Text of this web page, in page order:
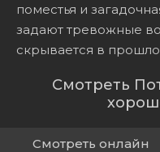
поместья и
задают тревожные
скрывается в
Смотреть
Смотреть онлайн